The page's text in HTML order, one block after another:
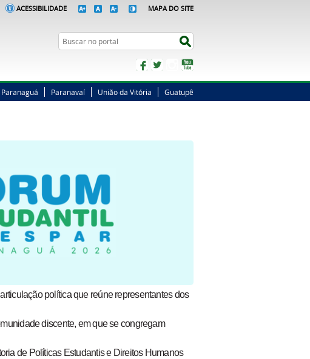
ACESSIBILIDADE MAPA DO SITE
Busca
FacebookTwitterInstagram
Paranaguá Paranavaí União da Vitória Guatupê
política que reúne representantes dos
discente, em que se congregam
de Políticas Estudantis e Direitos Humanos